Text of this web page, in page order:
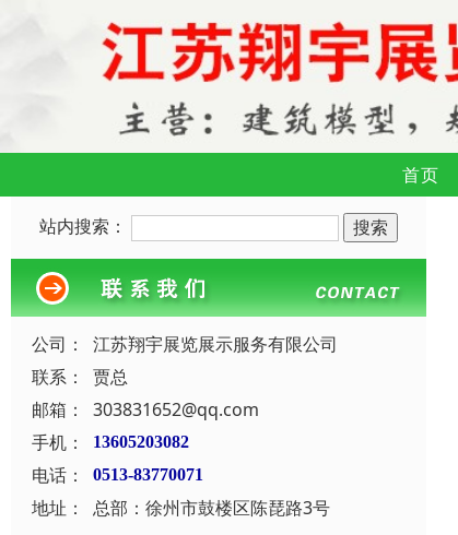
首页
站内搜索：
公司：
江苏翔宇展览展示服务有限公司
联系：
贾总
邮箱：
303831652@qq.com
手机：
13605203082
电话： 0513-83770071
地址：
总部：徐州市鼓楼区陈琵路3号